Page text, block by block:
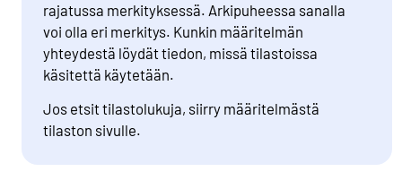
rajatussa merkityksessä. Arkipuheessa sanalla
voi olla eri merkitys. Kunkin määritelmän
yhteydestä löydät tiedon, missä tilastoissa
käsitettä käytetään.
Jos etsit tilastolukuja, siirry määritelmästä
tilaston sivulle.